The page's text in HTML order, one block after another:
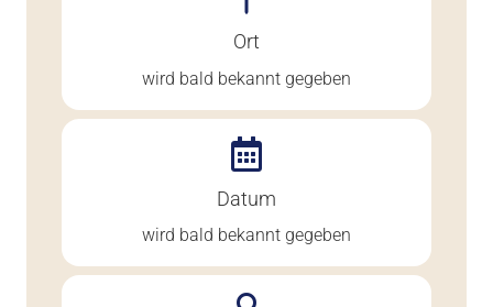
Ort
wird bald bekannt gegeben
Datum
wird bald bekannt gegeben